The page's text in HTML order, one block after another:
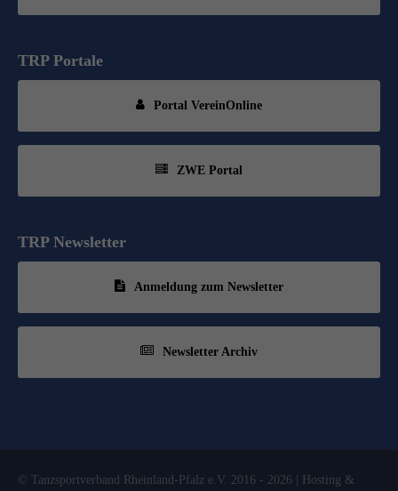
TRP Portale
Portal VereinOnline
ZWE Portal
TRP Newsletter
Anmeldung zum Newsletter
Newsletter Archiv
© Tanzsportverband Rheinland-Pfalz e.V. 2016 - 2026 | Hosting &